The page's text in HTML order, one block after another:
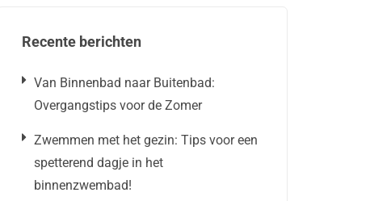
Recente berichten
Van Binnenbad naar Buitenbad:
Overgangstips voor de Zomer
Zwemmen met het gezin: Tips voor een
spetterend dagje in het
binnenzwembad!